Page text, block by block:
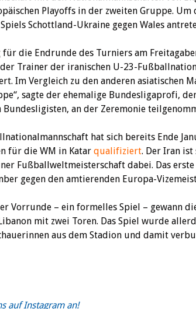
Playoffs in der zweiten Gruppe. Um
Schottland-Ukraine gegen Wales
für die Endrunde des Turniers am
Trainer der iranischen U-23-
Im Vergleich zu den anderen asiatischen
sagte der ehemalige Bundesligaprofi,
Bundesligisten, an der Zeremonie
hat sich bereits Ende
für die WM in Katar qualifiziert. Der Iran ist
Fußballweltmeisterschaft dabei. Das
gegen den amtierenden Europa-
Vorrunde – ein formelles Spiel – gewann
mit zwei Toren. Das Spiel wurde
aus dem Stadion und damit
auf Instagram an!